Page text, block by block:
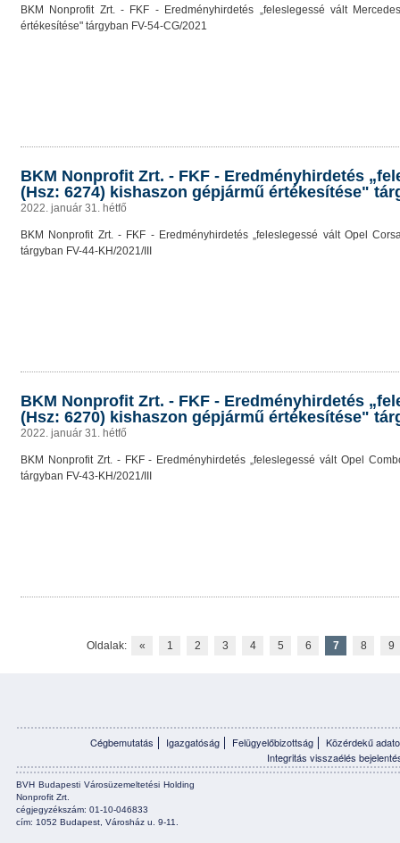
BKM Nonprofit Zrt. - FKF - Eredményhirdetés „feleslegessé vált
értékesítése" tárgyban FV-54-CG/2021
BKM Nonprofit Zrt. - FKF - Eredményhirdetés
(Hsz: 6274) kishaszon gépjármű értékesítése"
2022. január 31. hétfő
BKM Nonprofit Zrt. - FKF - Eredményhirdetés „feleslegessé vált Opel
tárgyban FV-44-KH/2021/III
BKM Nonprofit Zrt. - FKF - Eredményhirdetés
(Hsz: 6270) kishaszon gépjármű értékesítése"
2022. január 31. hétfő
BKM Nonprofit Zrt. - FKF - Eredményhirdetés „feleslegessé vált Opel
tárgyban FV-43-KH/2021/III
Oldalak: « 1 2 3 4 5 6 7 8 9
Cégbemutatás Igazgatóság Felügyelőbizottság
Közérdekű
Integritás visszaélés
BVH Budapesti Városüzemeltetési Holding
Nonprofit Zrt.
cégjegyzékszám: 01-10-046833
cím: 1052 Budapest, Városház u. 9-11.